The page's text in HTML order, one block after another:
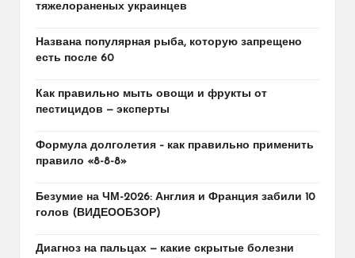
тяжелораненых украинцев
Названа популярная рыба, которую запрещено
есть после 60
Как правильно мыть овощи и фрукты от
пестицидов — эксперты
Формула долголетия – как правильно применить
правило «8-8-8»
Безумие на ЧМ-2026: Англия и Франция забили 10
голов (ВИДЕООБЗОР)
Диагноз на пальцах — какие скрытые болезни